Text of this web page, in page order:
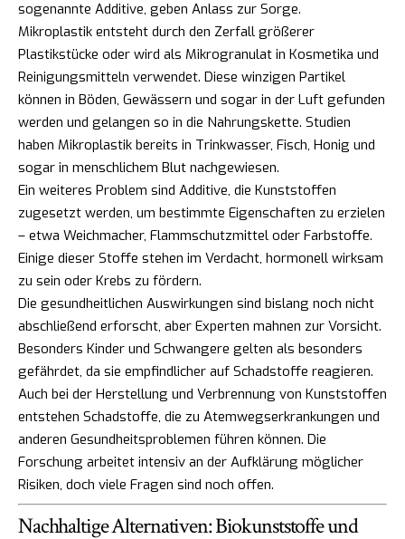
sogenannte Additive, geben Anlass zur Sorge.
Mikroplastik entsteht durch den Zerfall größerer
Plastikstücke oder wird als Mikrogranulat in Kosmetika und
Reinigungsmitteln verwendet. Diese winzigen Partikel
können in Böden, Gewässern und sogar in der Luft gefunden
werden und gelangen so in die Nahrungskette. Studien
haben Mikroplastik bereits in Trinkwasser, Fisch, Honig und
sogar in menschlichem Blut nachgewiesen.
Ein weiteres Problem sind Additive, die Kunststoffen
zugesetzt werden, um bestimmte Eigenschaften zu erzielen
– etwa Weichmacher, Flammschutzmittel oder Farbstoffe.
Einige dieser Stoffe stehen im Verdacht, hormonell wirksam
zu sein oder Krebs zu fördern.
Die gesundheitlichen Auswirkungen sind bislang noch nicht
abschließend erforscht, aber Experten mahnen zur Vorsicht.
Besonders Kinder und Schwangere gelten als besonders
gefährdet, da sie empfindlicher auf Schadstoffe reagieren.
Auch bei der Herstellung und Verbrennung von Kunststoffen
entstehen Schadstoffe, die zu Atemwegserkrankungen und
anderen Gesundheitsproblemen führen können. Die
Forschung arbeitet intensiv an der Aufklärung möglicher
Risiken, doch viele Fragen sind noch offen.
Nachhaltige Alternativen: Biokunststoffe und